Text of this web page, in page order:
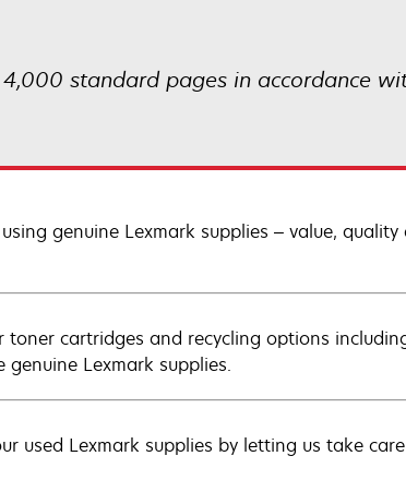
standard pages in accordance
genuine Lexmark supplies – value, quality
cartridges and recycling options
Lexmark supplies.
used Lexmark supplies by letting us take